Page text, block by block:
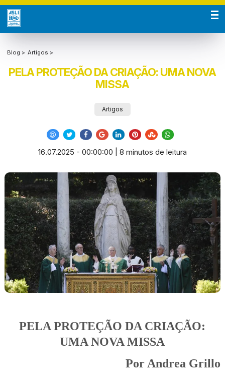
Blog > Artigos >
PELA PROTEÇÃO DA CRIAÇÃO: UMA NOVA
MISSA
Artigos
16.07.2025 - 00:00:00 | 8 minutos de leitura
PELA PROTEÇÃO DA CRIAÇÃO:
UMA NOVA MISSA
Por Andrea Grillo